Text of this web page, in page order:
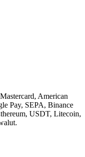
American
Pay, SEPA, Binance
USDT, Litecoin,